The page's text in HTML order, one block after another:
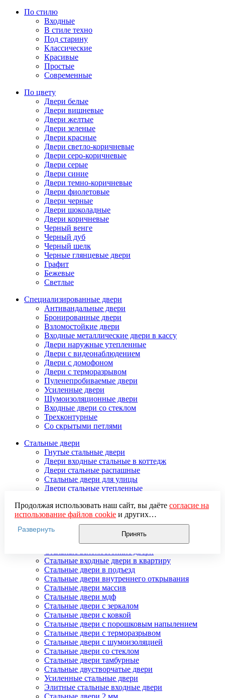
По стилю
Входные
В стиле техно
Под старину
Классические
Красивые
Простые
Современные
По цвету
Двери белые
Двери вишневые
Двери желтые
Двери зеленые
Двери красные
Двери светло-коричневые
Двери серо-коричневые
Двери серые
Двери синие
Двери темно-коричневые
Двери фиолетовые
Двери черные
Двери шоколадные
Двери коричневые
Черный венге
Черный дуб
Черный шелк
Черные глянцевые двери
Графит
Бежевые
Светлые
Специализированные двери
Антивандальные двери
Бронированные двери
Взломостойкие двери
Входные металлические двери в кассу
Двери наружные утепленные
Двери с видеонаблюдением
Двери с домофоном
Двери с терморазрывом
Пуленепробиваемые двери
Усиленные двери
Шумоизоляционные двери
Входные двери со стеклом
Трехконтурные
Со скрытыми петлями
Стальные двери
Гнутые стальные двери
Двери входные стальные в коттедж
Двери стальные распашные
Стальные двери для улицы
Двери стальные утепленные
Наружные стальные двери
Недорогие стальные двери
Распродажа стальных дверей
Стальная дверь в дом
Стальная дверь на дачу
Стальные входные двери в квартиру
Стальные двери в подъезд
Стальные двери внутреннего открывания
Стальные двери массив
Стальные двери мдф
Стальные двери с зеркалом
Стальные двери с ковкой
Стальные двери с порошковым напылением
Стальные двери с терморазрывом
Стальные двери с шумоизоляцией
Стальные двери со стеклом
Стальные двери тамбурные
Стальные двустворчатые двери
Усиленные стальные двери
Элитные стальные входные двери
Стальные двери 2 мм
Продолжая использовать наш сайт, вы даёте согласие на
использование файлов cookieи других
пользовательских данных (включая IP-адрес, сведения о
местоположении, устройстве, действиях на сайте и т. п.)
для функционирования сайта, проведения
использования систем аналитики (например,
Яндекс.Метрика), в соответствии с нашей
обработки персональных данных.
Если вы не хотите, чтобы ваши данные обрабатывались,
настройте ограничения в браузере или покиньте сайт.
Развернуть
Принять